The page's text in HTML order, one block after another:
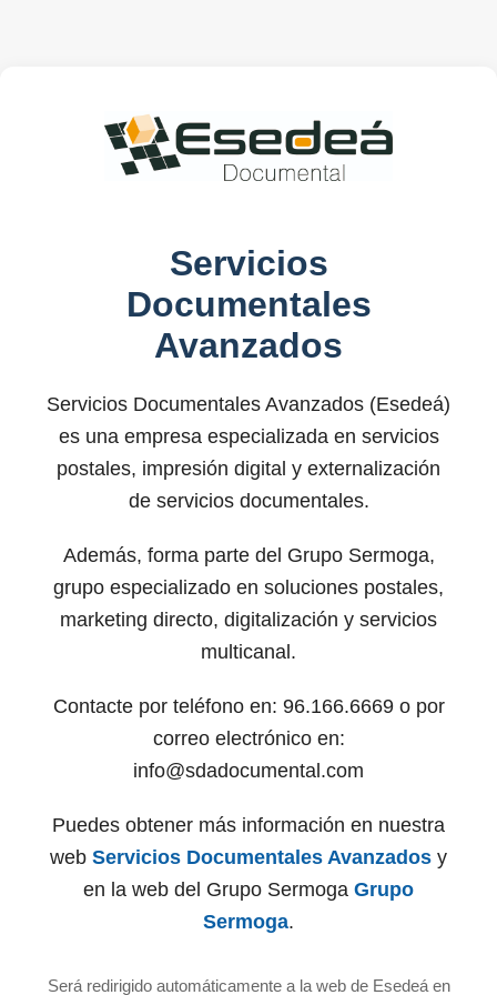
Servicios
Documentales
Avanzados
Servicios Documentales Avanzados (Esedeá)
es una empresa especializada en servicios
postales, impresión digital y externalización
de servicios documentales.
Además, forma parte del Grupo Sermoga,
grupo especializado en soluciones postales,
marketing directo, digitalización y servicios
multicanal.
Contacte por teléfono en: 96.166.6669 o por
correo electrónico en:
info@sdadocumental.com
Puedes obtener más información en nuestra
web Servicios Documentales Avanzados y
en la web del Grupo Sermoga Grupo
Sermoga.
Será redirigido automáticamente a la web de Esedeá en